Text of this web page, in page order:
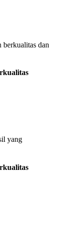
berkualitas dan
yang